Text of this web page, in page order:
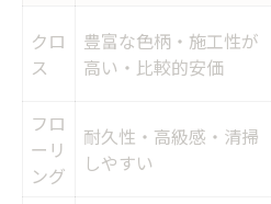
クロ
ス
豊富な色柄・施工性が
高い・比較的安価
フロ
ーリ
ング
耐久性・高級感・清掃
しやすい